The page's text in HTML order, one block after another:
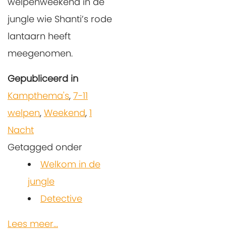
jungle wie Shanti’s rode
lantaarn heeft
meegenomen.
Gepubliceerd in
Kampthema's, 7-11
welpen, Weekend, 1
Nacht
Getagged onder
Welkom in de
jungle
Detective
Lees meer...